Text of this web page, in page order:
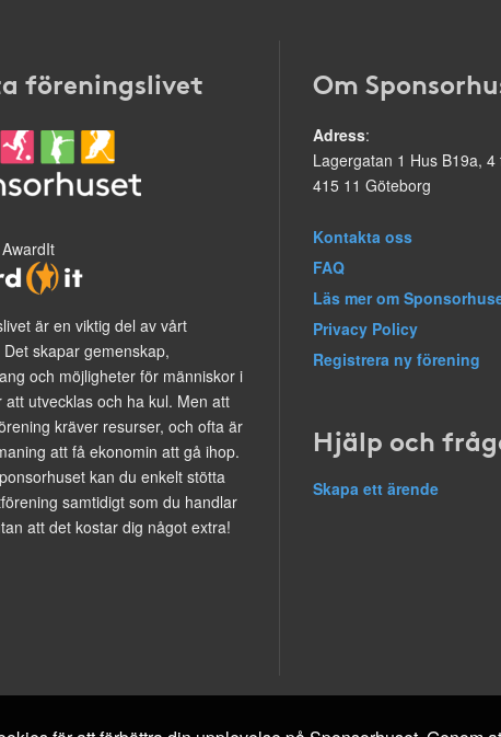
föreningslivet
är en viktig del av vårt
skapar gemenskap,
och möjligheter för människor i
att utvecklas och ha kul. Men att
kräver resurser, och ofta är
att få ekonomin att gå ihop.
kan du enkelt stötta
samtidigt som du handlar
att det kostar dig något extra!
Om
Adress:
Lagergatan 1 Hus B19a, 4
415 11 Göteborg
Kontakta oss
FAQ
Läs mer om
Privacy Policy
Registrera ny förening
Hjälp och
Skapa ett ärende